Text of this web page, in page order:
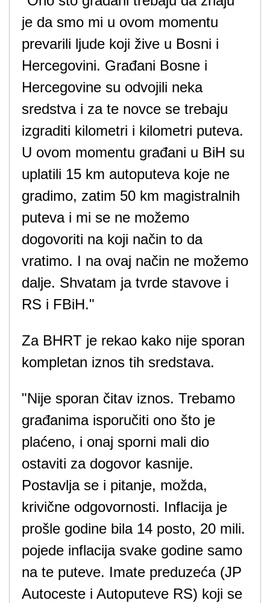
je da smo mi u ovom momentu
prevarili ljude koji žive u Bosni i
Hercegovini. Građani Bosne i
Hercegovine su odvojili neka
sredstva i za te novce se trebaju
izgraditi kilometri i kilometri puteva.
U ovom momentu građani u BiH su
uplatili 15 km autoputeva koje ne
gradimo, zatim 50 km magistralnih
puteva i mi se ne možemo
dogovoriti na koji način to da
vratimo. I na ovaj način ne možemo
dalje. Shvatam ja tvrde stavove i
RS i FBiH."
Za BHRT je rekao kako nije sporan
kompletan iznos tih sredstava.
"Nije sporan čitav iznos. Trebamo
građanima isporučiti ono što je
plaćeno, i onaj sporni mali dio
ostaviti za dogovor kasnije.
Postavlja se i pitanje, možda,
krivične odgovornosti. Inflacija je
prošle godine bila 14 posto, 20 mili.
pojede inflacija svake godine samo
na te puteve. Imate preduzeća (JP
Autoceste i Autoputeve RS) koji se